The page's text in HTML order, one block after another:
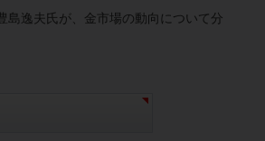
島逸夫氏が、金市場の動向について分